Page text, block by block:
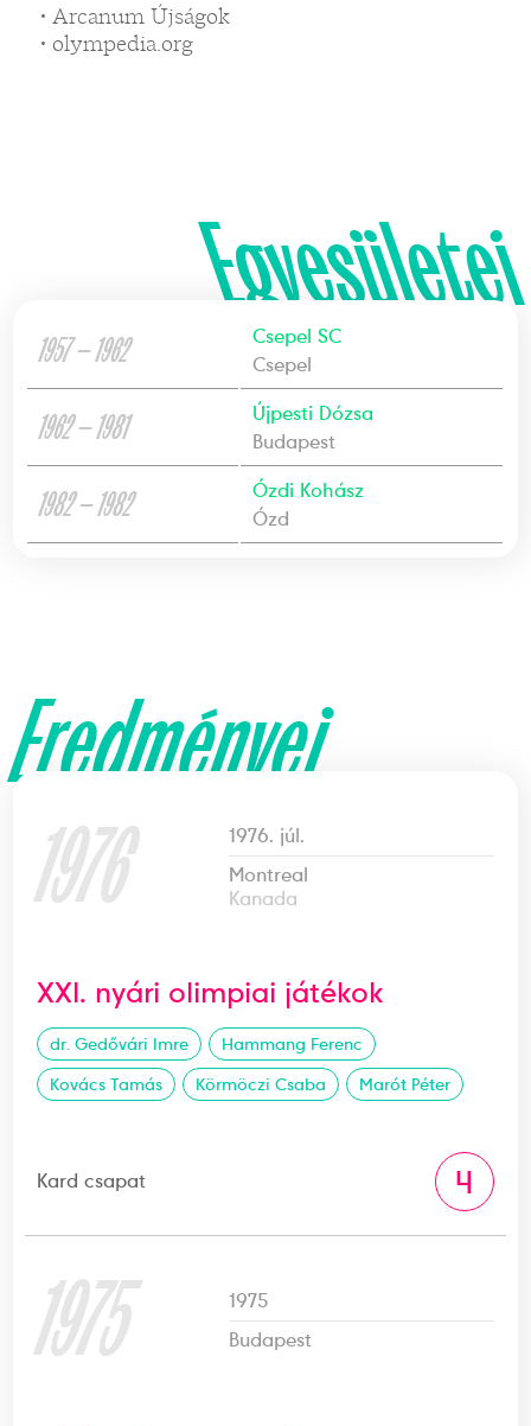
• Arcanum Újságok
• olympedia.org
Egyesületei
1957 — 1962
Csepel SC
Csepel
1962 — 1981
Újpesti Dózsa
Budapest
1982 — 1982
Ózdi Kohász
Ózd
Eredményei
1976
1976. júl.
Montreal
Kanada
XXI. nyári olimpiai játékok
dr. Gedővári Imre
Hammang Ferenc
Kovács Tamás
Körmöczi Csaba Marót Péter
Kard csapat 4
1975
1975
Budapest